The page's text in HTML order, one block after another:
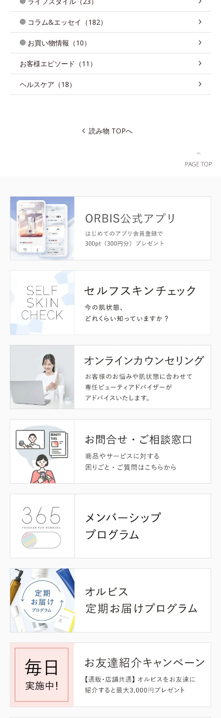
コラム&エッセイ（182）
お買い物情報（10）
お客様エピソード（11）
ヘルスケア（18）
読み物 TOPへ